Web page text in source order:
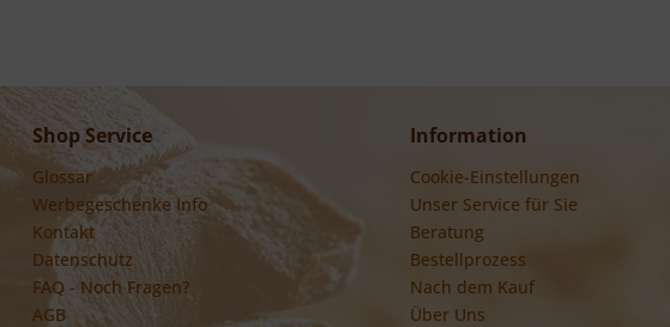
Shop Service
Glossar
Werbegeschenke Info
Kontakt
Datenschutz
FAQ - Noch Fragen?
AGB
Information
Cookie-Einstellungen
Unser Service für Sie
Beratung
Bestellprozess
Nach dem Kauf
Über Uns